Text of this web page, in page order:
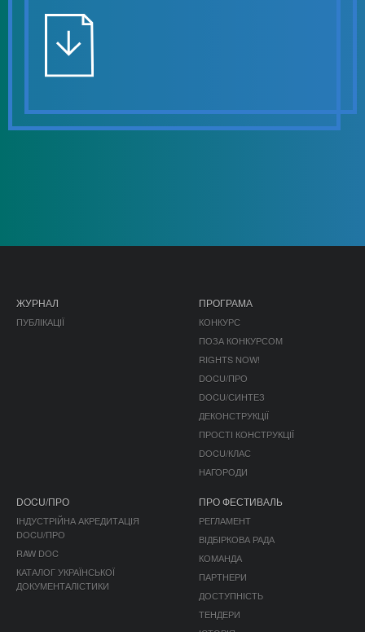
ЖУРНАЛ
ПУБЛІКАЦІЇ
ПРОГРАМА
КОНКУРС
ПОЗА КОНКУРСОМ
RIGHTS NOW!
DOCU/ПРО
DOCU/СИНТЕЗ
ДЕКОНСТРУКЦІЇ
ПРОСТІ КОНСТРУКЦІЇ
DOCU/КЛАС
НАГОРОДИ
DOCU/ПРО
ІНДУСТРІЙНА АКРЕДИТАЦІЯ
DOCU/ПРО
RAW DOC
КАТАЛОГ УКРАЇНСЬКОЇ
ДОКУМЕНТАЛІСТИКИ
ПРО ФЕСТИВАЛЬ
РЕГЛАМЕНТ
ВІДБІРКОВА РАДА
КОМАНДА
ПАРТНЕРИ
ДОСТУПНІСТЬ
ТЕНДЕРИ